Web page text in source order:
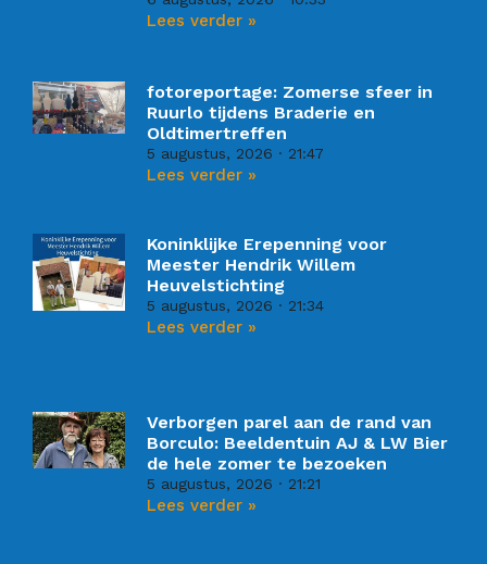
Lees verder »
fotoreportage: Zomerse sfeer in
Ruurlo tijdens Braderie en
Oldtimertreffen
5 augustus, 2026 21:47
Lees verder »
Koninklijke Erepenning voor
Meester Hendrik Willem
Heuvelstichting
5 augustus, 2026 21:34
Lees verder »
Verborgen parel aan de rand van
Borculo: Beeldentuin AJ & LW Bier
de hele zomer te bezoeken
5 augustus, 2026 21:21
Lees verder »